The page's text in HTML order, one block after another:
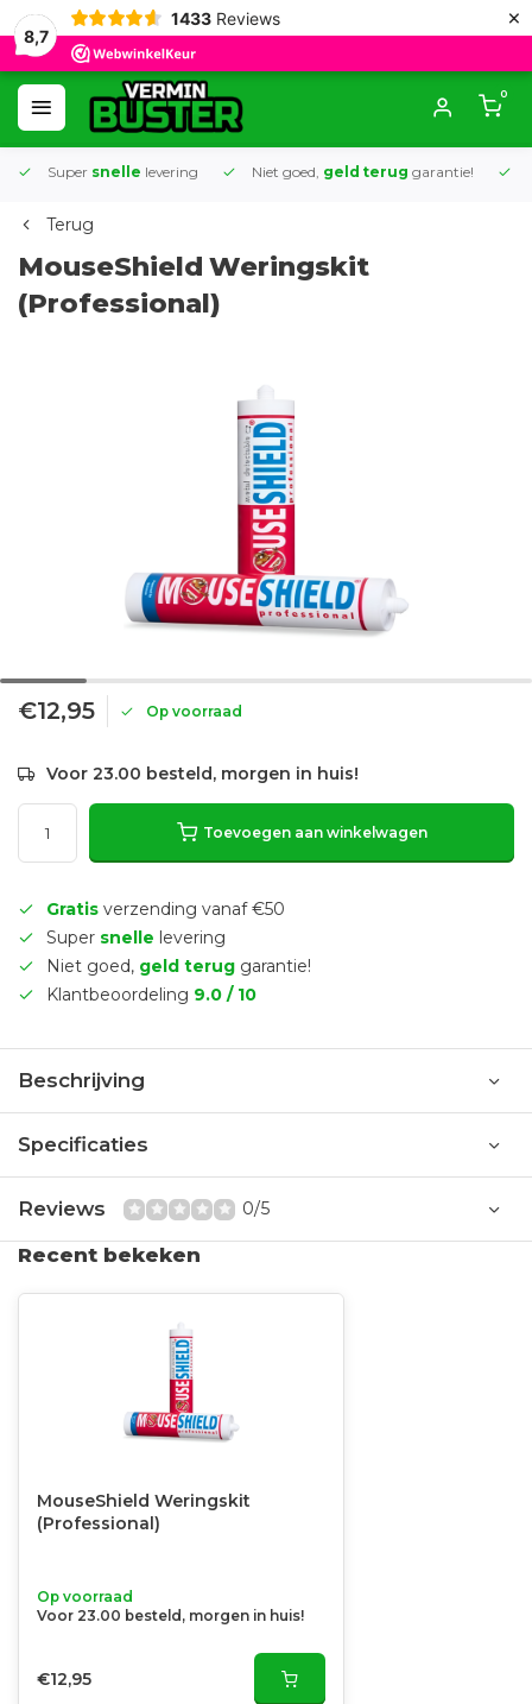
8,7
1433 Reviews ×
0
Super snelle levering Niet goed, geld terug garantie!
Terug
MouseShield Weringskit
(Professional)
€12,95 Op voorraad
Voor 23.00 besteld, morgen in huis!
Toevoegen aan winkelwagen
Gratis verzending vanaf €50
Super snelle levering
Niet goed, geld terug garantie!
Klantbeoordeling 9.0 / 10
Beschrijving
Specificaties
Reviews 0/5
Recent bekeken
MouseShield Weringskit
(Professional)
Op voorraad
Voor 23.00 besteld, morgen in huis!
€12,95